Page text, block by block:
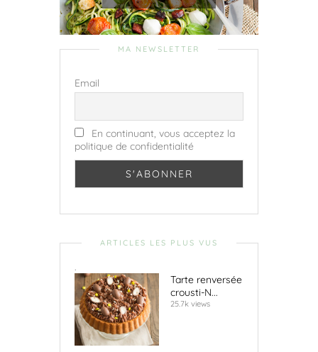
MA NEWSLETTER
Email
En continuant, vous acceptez la
politique de confidentialité
ARTICLES LES PLUS VUS
.
Tarte renversée
crousti-N...
25.7k views